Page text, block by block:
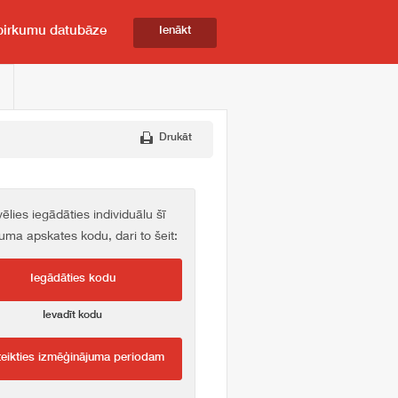
datubāze Ienākt
Drukāt
iegādāties individuālu šī
apskates kodu, dari to šeit:
Iegādāties kodu
Ievadīt kodu
izmēģinājuma periodam